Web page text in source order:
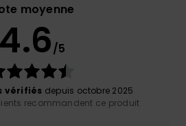
moyenne
4.6/5
vérifiés depuis octobre 2025
recommandent ce produit